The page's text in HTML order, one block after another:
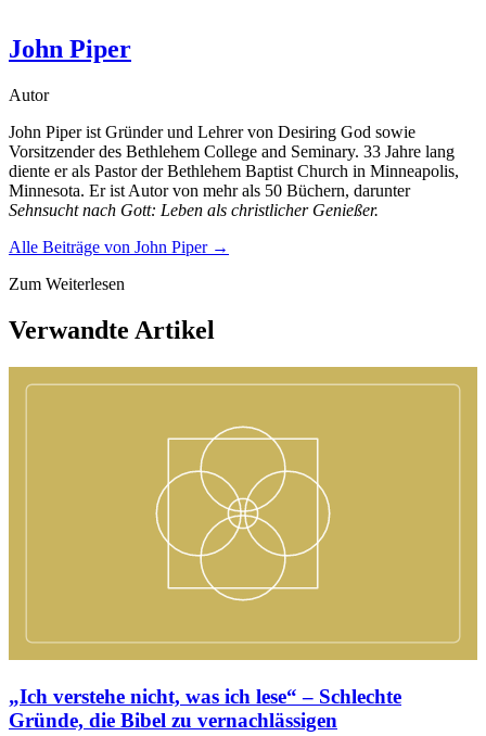
John Piper
Autor
John Piper ist Gründer und Lehrer von Desiring God sowie
Vorsitzender des Bethlehem College and Seminary. 33 Jahre lang
diente er als Pastor der Bethlehem Baptist Church in Minneapolis,
Minnesota. Er ist Autor von mehr als 50 Büchern, darunter
Sehnsucht nach Gott: Leben als christlicher Genießer.
Alle Beiträge von John Piper→
Zum Weiterlesen
Verwandte Artikel
„Ich verstehe nicht, was ich lese“ – Schlechte
Gründe, die Bibel zu vernachlässigen